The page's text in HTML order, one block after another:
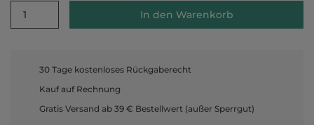
1 In den Warenkorb
30 Tage kostenloses Rückgaberecht
Kauf auf Rechnung
Gratis Versand ab 39 € Bestellwert (außer Sperrgut)